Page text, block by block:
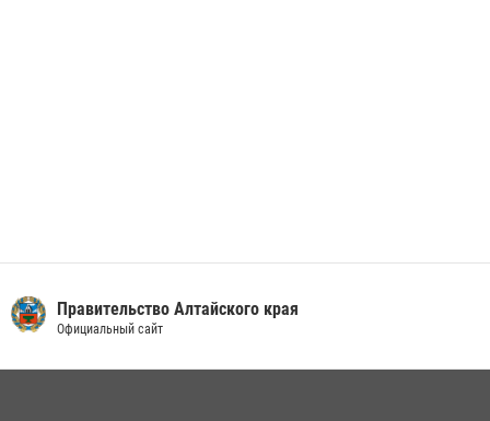
Правительство Алтайского края
Официальный сайт